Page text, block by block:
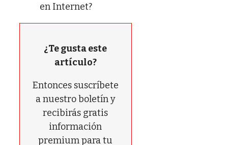
en Internet?
¿Te gusta este
artículo?
Entonces suscríbete
a nuestro boletín y
recibirás gratis
información
premium para tu